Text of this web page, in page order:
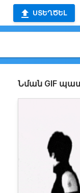
ՍՏԵՂԾԵԼ
Նման GIF